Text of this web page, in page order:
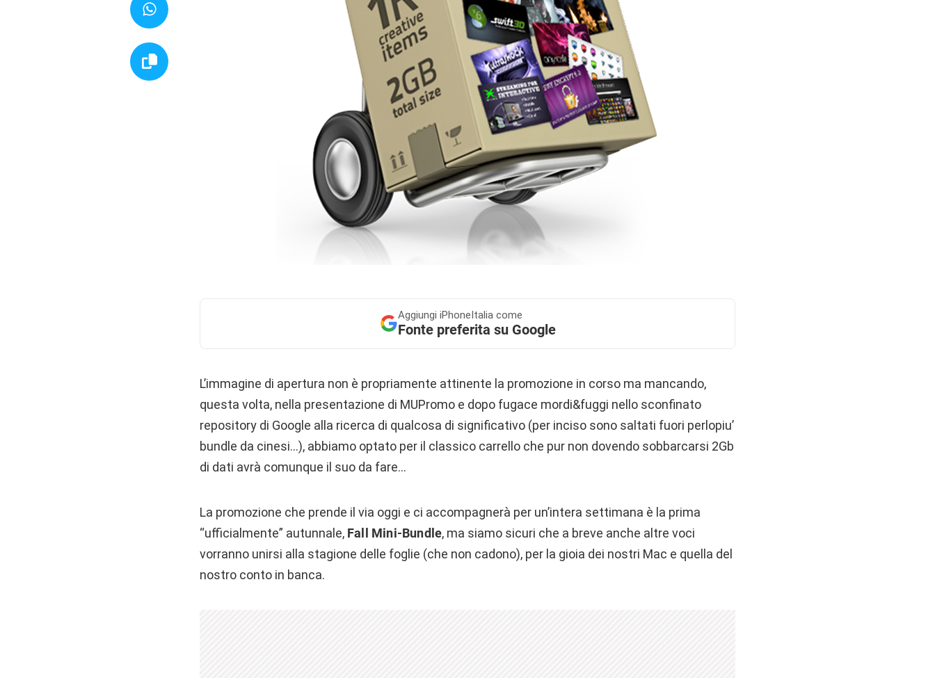
Aggiungi iPhoneItalia come
Fonte preferita su Google
L’immagine di apertura non è propriamente attinente la promozione in corso ma mancando,
questa volta, nella presentazione di MUPromo e dopo fugace mordi&fuggi nello sconfinato
repository di Google alla ricerca di qualcosa di significativo (per inciso sono saltati fuori perlopiu’
bundle da cinesi…), abbiamo optato per il classico carrello che pur non dovendo sobbarcarsi 2Gb
di dati avrà comunque il suo da fare…
La promozione che prende il via oggi e ci accompagnerà per un’intera settimana è la prima
“ufficialmente” autunnale, Fall Mini-Bundle, ma siamo sicuri che a breve anche altre voci
vorranno unirsi alla stagione delle foglie (che non cadono), per la gioia dei nostri Mac e quella del
nostro conto in banca.